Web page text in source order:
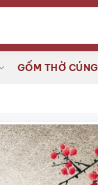
GỐM THỜ CÚNG